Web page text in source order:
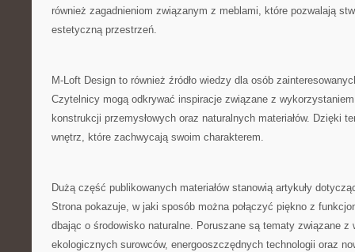
również zagadnieniom związanym z meblami, które pozwalają
estetyczną przestrzeń.
M-Loft Design to również źródło wiedzy dla osób
Czytelnicy mogą odkrywać inspiracje związane z wykorzystaniem
konstrukcji przemysłowych oraz naturalnych materiałów. Dzięki
wnętrz, które zachwycają swoim charakterem.
Dużą część publikowanych materiałów stanowią artykuły
Strona pokazuje, w jaki sposób można połączyć piękno z
dbając o środowisko naturalne. Poruszane są tematy związane z
ekologicznych surowców, energooszczędnych technologii oraz